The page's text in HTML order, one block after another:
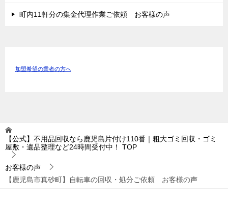
町内11軒分の集金代理作業ご依頼 お客様の声
加盟希望の業者の方へ
【公式】不用品回収なら鹿児島片付け110番｜粗大ゴミ回収・ゴミ
屋敷・遺品整理など24時間受付中！
TOP
お客様の声
【鹿児島市真砂町】自転車の回収・処分ご依頼 お客様の声